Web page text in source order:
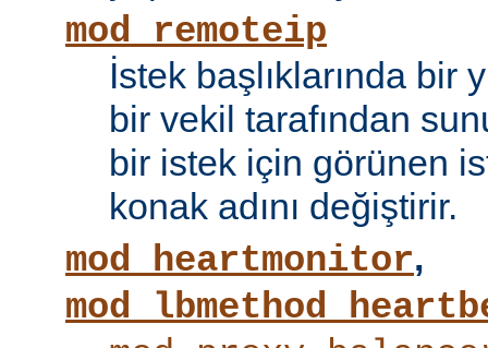
mod_remoteip
İstek başlıklarında bir
bir vekil tarafından
bir istek için görünen
konak adını değiştirir.
mod_heartmonitor,